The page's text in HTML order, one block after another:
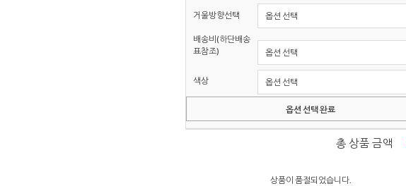
거울방향선택
배송비(하단배송
표참조)
색상
옵션 선택 완료
총 상품 금액
상품이 품절되었습니다.